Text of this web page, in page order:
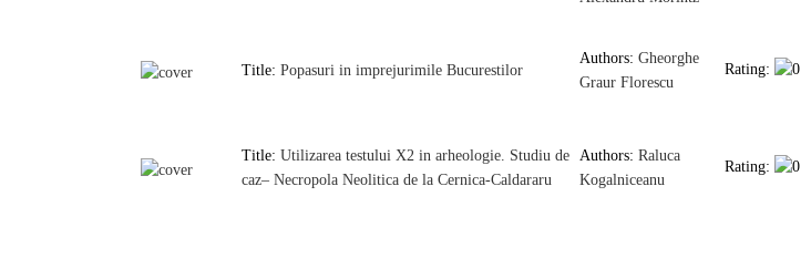
Title: Popasuri in imprejurimile Bucurestilor
Authors: Gheorghe
Graur Florescu
Rating:
Title: Utilizarea testului Χ2 in arheologie. Studiu de
caz– Necropola Neolitica de la Cernica-Caldararu
Authors: Raluca
Kogalniceanu
Rating: